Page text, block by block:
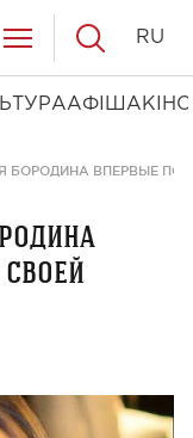
АФІША КІНО
RU
БОРОДИНА ВПЕРВЫЕ